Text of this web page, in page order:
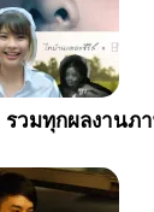
รวมทุกผลงานภ